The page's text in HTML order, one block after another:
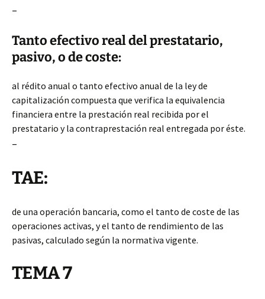
–
Tanto efectivo real del prestatario,
pasivo, o de coste:
al rédito anual o tanto efectivo anual de la ley de
capitalización compuesta que verifica la equivalencia
financiera entre la prestación real recibida por el
prestatario y la contraprestación real entregada por éste.
–
TAE:
de una operación bancaria, como el tanto de coste de las
operaciones activas, y el tanto de rendimiento de las
pasivas, calculado según la normativa vigente.
TEMA 7